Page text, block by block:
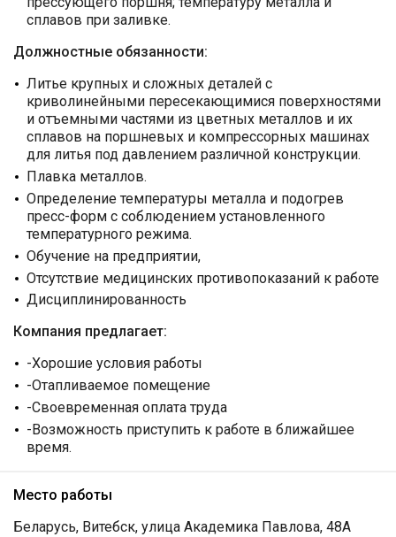
сплавов при заливке.
Должностные обязанности:
Литье крупных и сложных деталей с
криволинейными пересекающимися поверхностями
и отъемными частями из цветных металлов и их
сплавов на поршневых и компрессорных машинах
для литья под давлением различной конструкции.
Плавка металлов.
Определение температуры металла и подогрев
пресс-форм с соблюдением установленного
температурного режима.
Обучение на предприятии,
Отсутствие медицинских противопоказаний к работе
Дисциплинированность
Компания предлагает:
-Хорошие условия работы
-Отапливаемое помещение
-Своевременная оплата труда
-Возможность приступить к работе в ближайшее
время.
Место работы
Беларусь, Витебск, улица Академика Павлова, 48А